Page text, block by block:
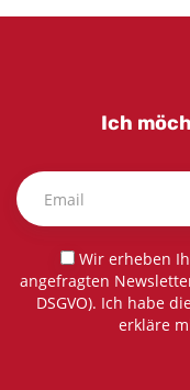
Ich
Wir erheben
angefragten
DSGVO). Ich habe
erkläre